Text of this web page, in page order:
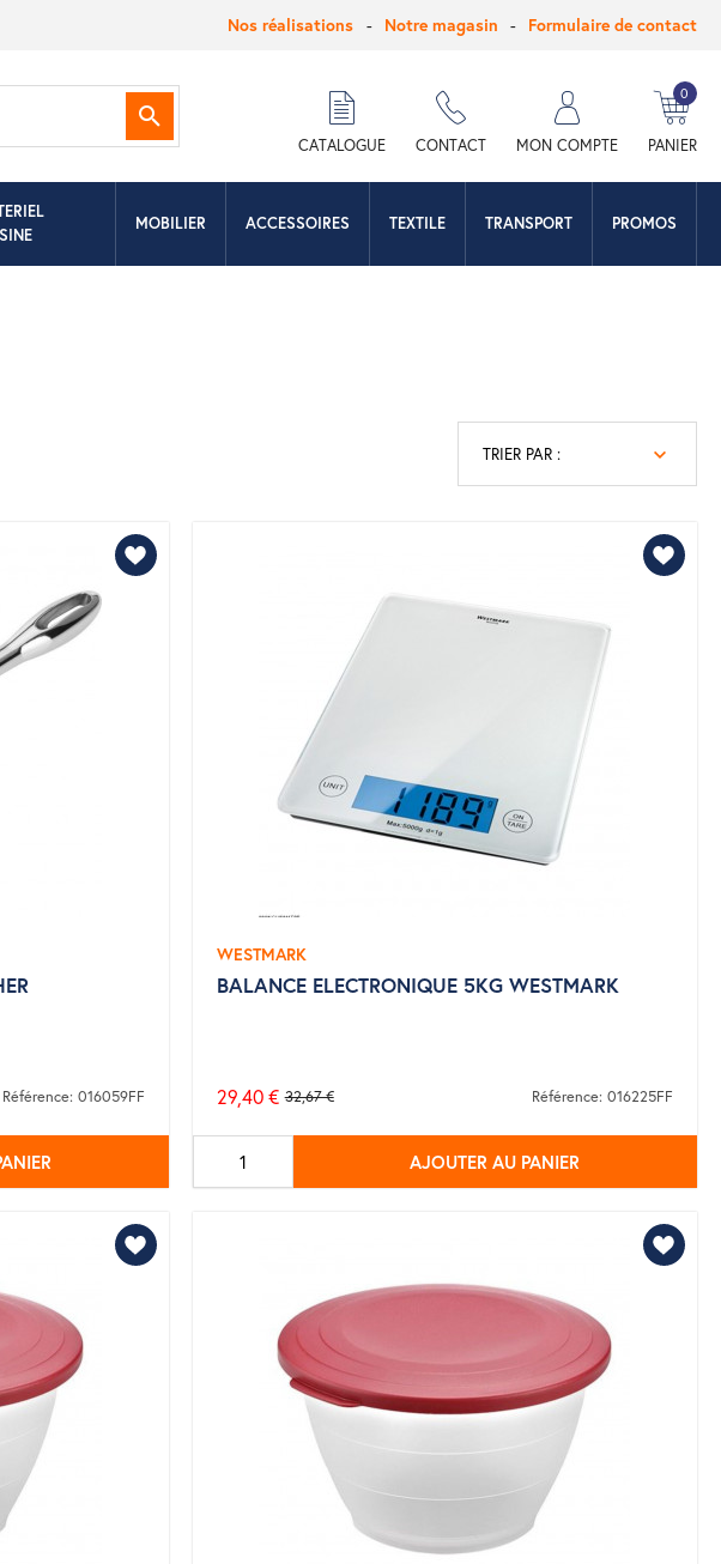
Nos réalisations Notre magasin Formulaire de contact
Rechercher
CATALOGUE CONTACT MON COMPTE PANIER
0
MOBILIER ACCESSOIRES TEXTILE TRANSPORT PROMOS
TRIER PAR :
Référence: 016059FF
WESTMARK
BALANCE ELECTRONIQUE 5KG WESTMARK
Prix
de
base
32,67 €
29,40 € Référence: 016225FF
AJOUTER AU PANIER